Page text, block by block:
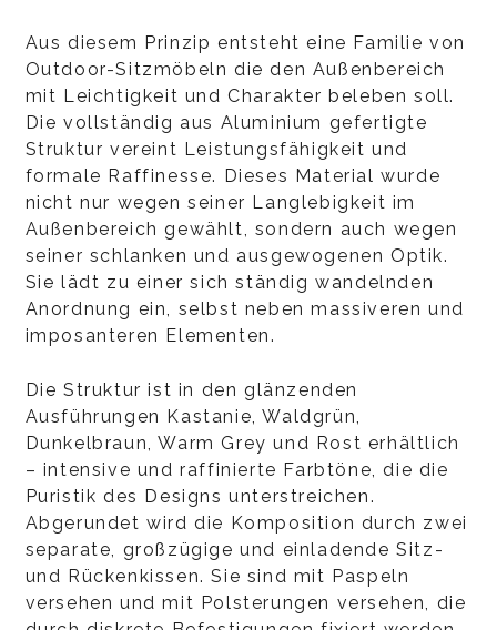
Aus diesem Prinzip entsteht eine Familie von
Outdoor-Sitzmöbeln die den Außenbereich
mit Leichtigkeit und Charakter beleben soll.
Die vollständig aus Aluminium gefertigte
Struktur vereint Leistungsfähigkeit und
formale Raffinesse. Dieses Material wurde
nicht nur wegen seiner Langlebigkeit im
Außenbereich gewählt, sondern auch wegen
seiner schlanken und ausgewogenen Optik.
Sie lädt zu einer sich ständig wandelnden
Anordnung ein, selbst neben massiveren und
imposanteren Elementen.
Die Struktur ist in den glänzenden
Ausführungen Kastanie, Waldgrün,
Dunkelbraun, Warm Grey und Rost erhältlich
– intensive und raffinierte Farbtöne, die die
Puristik des Designs unterstreichen.
Abgerundet wird die Komposition durch zwei
separate, großzügige und einladende Sitz-
und Rückenkissen. Sie sind mit Paspeln
versehen und mit Polsterungen versehen, die